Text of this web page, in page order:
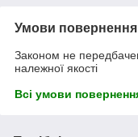
Умови повернення
Законом не
належної якості
Всі умови